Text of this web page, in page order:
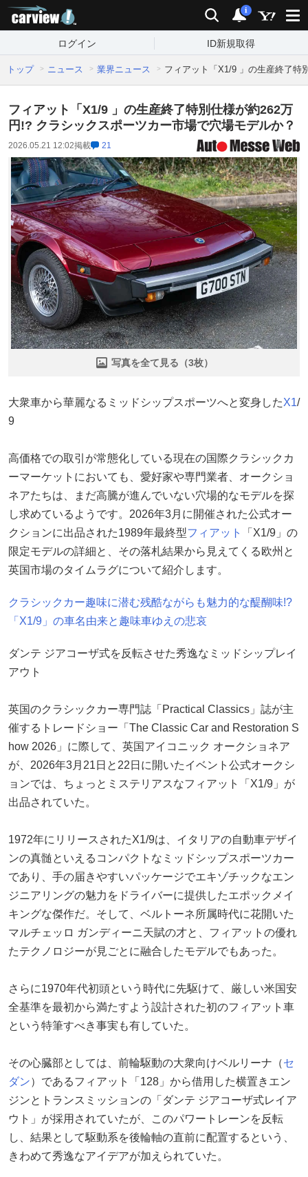
検索 通知
i
ログイン ID新規取得
トップ ニュース 業界ニュース フィアット「X1/9 」の生産終了特
フィアット「X1/9 」の生産終了特別仕様が約262万
円!? クラシックスポーツカー市場で穴場モデルか？
2026.05.21 12:02掲載 21
写真を全て見る（3枚）
大衆車から華麗なるミッドシップスポーツへと変身したX1/
9
高価格での取引が常態化している現在の国際クラシックカ
ーマーケットにおいても、愛好家や専門業者、オークショ
ネアたちは、まだ高騰が進んでいない穴場的なモデルを探
し求めているようです。2026年3月に開催された公式オー
クションに出品された1989年最終型フィアット
「X1/9」の
限定モデルの詳細と、その落札結果から見えてくる欧州と
英国市場のタイムラグについて紹介します。
クラシックカー趣味に潜む残酷ながらも魅力的な醍醐味!?
「X1/9」の車名由来と趣味車ゆえの悲哀
ダンテ ジアコーザ式を反転させた秀逸なミッドシップレイ
アウト
英国のクラシックカー専門誌「Practical Classics」誌が主
催するトレードショー「The Classic Car and Restoration S
how 2026」に際して、英国アイコニック オークショネア
が、2026年3月21日と22日に開いたイベント公式オークシ
ョンでは、ちょっとミステリアスなフィアット「X1/9」が
出品されていた。
1972年にリリースされたX1/9は、イタリアの自動車デザイ
ンの真髄といえるコンパクトなミッドシップスポーツカー
であり、手の届きやすいパッケージでエキゾチックなエン
ジニアリングの魅力をドライバーに提供したエポックメイ
キングな傑作だ。そして、ベルトーネ所属時代に花開いた
マルチェッロ ガンディーニ天賦の才と、フィアットの優れ
たテクノロジーが見ごとに融合したモデルでもあった。
さらに1970年代初頭という時代に先駆けて、厳しい米国安
全基準を最初から満たすよう設計された初のフィアット車
という特筆すべき事実も有していた。
その心臓部としては、前輪駆動の大衆向けベルリーナ（セ
ダン）であるフィアット「128」から借用した横置きエン
ジンとトランスミッションの「ダンテ ジアコーザ式レイア
ウト」が採用されていたが、このパワートレーンを反転
し、結果として駆動系を後輪軸の直前に配置するという、
きわめて秀逸なアイデアが加えられていた。